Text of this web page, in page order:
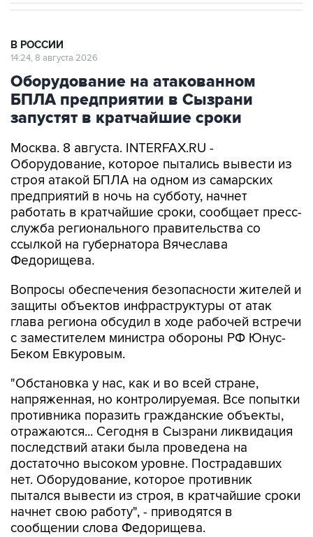
В РОССИИ
14:24, 8 августа 2026
Оборудование на атакованном
БПЛА предприятии в Сызрани
запустят в кратчайшие сроки
Москва. 8 августа. INTERFAX.RU -
Оборудование, которое пытались вывести из
строя атакой БПЛА на одном из самарских
предприятий в ночь на субботу, начнет
работать в кратчайшие сроки, сообщает пресс-
служба регионального правительства со
ссылкой на губернатора Вячеслава
Федорищева.
Вопросы обеспечения безопасности жителей и
защиты объектов инфраструктуры от атак
глава региона обсудил в ходе рабочей встречи
с заместителем министра обороны РФ Юнус-
Беком Евкуровым.
"Обстановка у нас, как и во всей стране,
напряженная, но контролируемая. Все попытки
противника поразить гражданские объекты,
отражаются... Сегодня в Сызрани ликвидация
последствий атаки была проведена на
достаточно высоком уровне. Пострадавших
нет. Оборудование, которое противник
пытался вывести из строя, в кратчайшие сроки
начнет свою работу", - приводятся в
сообщении слова Федорищева.